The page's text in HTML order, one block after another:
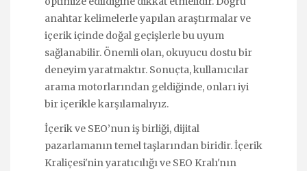
anahtar kelimelerle yapılan araştırmalar ve
içerik içinde doğal geçişlerle bu uyum
sağlanabilir. Önemli olan, okuyucu dostu bir
deneyim yaratmaktır. Sonuçta, kullanıcılar
arama motorlarından geldiğinde, onları iyi
bir içerikle karşılamalıyız.
İçerik ve SEO’nun iş birliği, dijital
pazarlamanın temel taşlarından biridir. İçerik
Kraliçesi'nin yaratıcılığı ve SEO Kralı'nın